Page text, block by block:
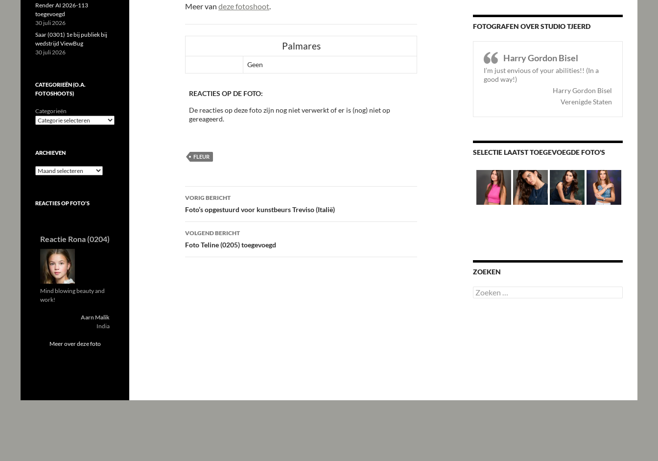
Meer van deze fotoshoot.
Palmares
Geen
REACTIES OP DE FOTO:
De reacties op deze foto zijn nog niet verwerkt of er is (nog) niet op
gereageerd.
FLEUR
Bericht
navigatie
VORIG BERICHT
Foto’s opgestuurd voor kunstbeurs Treviso (Italië)
VOLGEND BERICHT
Foto Teline (0205) toegevoegd
FOTOGRAFEN OVER STUDIO TJEERD
Harry Gordon Bisel
I’m just envious of your abilities!! (In a
good way!)
Harry Gordon Bisel
Verenigde Staten
SELECTIE LAATST TOEGEVOEGDE FOTO'S
ZOEKEN
Zoeken
naar:
Render AI 2026-113
toegevoegd
30 juli 2026
Saar (0301) 1e bij publiek bij
wedstrijd ViewBug
30 juli 2026
CATEGORIEËN (O.A.
FOTOSHOOTS)
Categorieën
ARCHIEVEN
Archieven
REACTIES OP FOTO’S
Reactie Rona (0204)
Mind blowing beauty and
work!
Aarn Malik
India
Meer over deze foto